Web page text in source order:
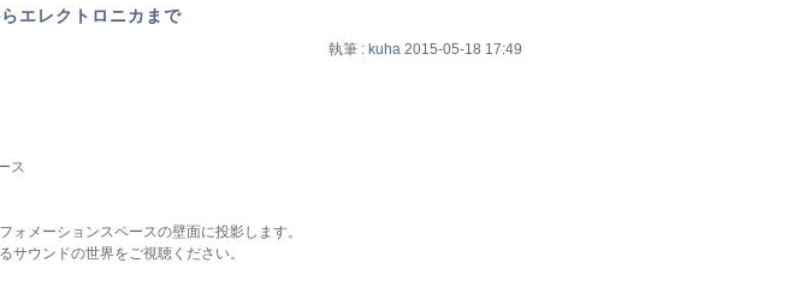
エレクトロニカまで
執筆 : kuha 2015-05-18 17:49
ス
メーションスペースの壁面に投影します。
サウンドの世界をご視聴ください。